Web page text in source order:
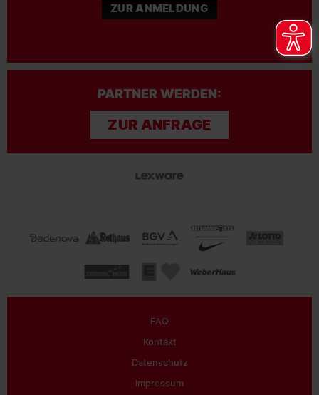
ZUR ANMELDUNG
PARTNER WERDEN:
ZUR ANFRAGE
FAQ
Kontakt
Datenschutz
Impressum